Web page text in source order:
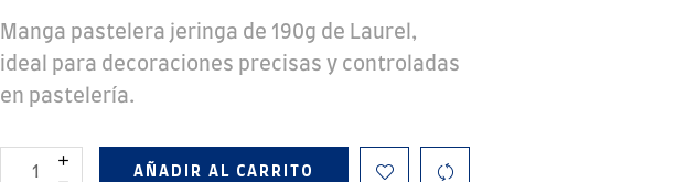
Manga pastelera jeringa de 190g de Laurel,
ideal para decoraciones precisas y controladas
en pastelería.
AÑADIR AL CARRITO